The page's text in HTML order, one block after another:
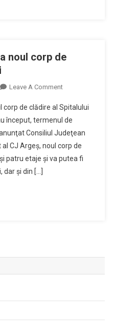
Cu
Coronavirus
noul corp de
Leave A CommentOn
Început
Lucrările
La
Noul
Corp
corp de clădire al Spitalului
început, termenul de
Consiliul Judeţean
CJ Argeş, noul corp de
patru etaje şi va putea fi
şi din […]